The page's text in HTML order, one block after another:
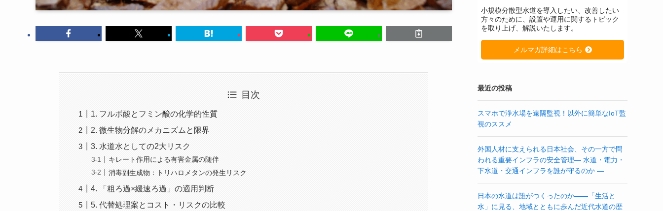
目次
1. フルボ酸とフミン酸の化学的性質
2. 微生物分解のメカニズムと限界
3. 水道水としての2大リスク
キレート作用による有害金属の随伴
消毒副生成物：トリハロメタンの発生リスク
4. 「粗ろ過×緩速ろ過」の適用判断
5. 代替処理案とコスト・リスクの比較
小規模分散型水道を導入したい、改善したい
方々のために、設置や運用に関するトピック
を取り上げ、解説いたします。
メルマガ詳細はこちら
最近の投稿
スマホで浄水場を遠隔監視！以外に簡単なIoT監
視のススメ
外国人材に支えられる日本社会、その一方で問
われる重要インフラの安全管理― 水道・電力・
下水道・交通インフラを誰が守るのか ―
日本の水道は誰がつくったのか――「生活と
水」に見る、地域とともに歩んだ近代水道の歴